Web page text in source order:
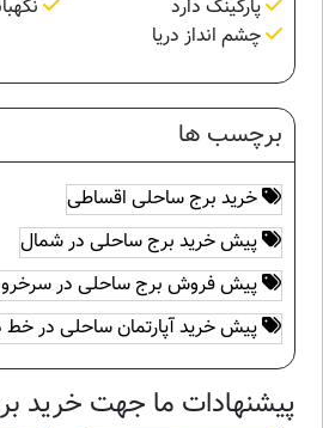
پارکینگ دارد
نگهبانی
چشم انداز دریا
برچسب ها
خرید برج ساحلی اقساطی
پیش خرید برج ساحلی در شمال
پیش فروش برج ساحلی در
پیش خرید آپارتمان ساحلی در خط
پیشنهادات ما جهت خرید